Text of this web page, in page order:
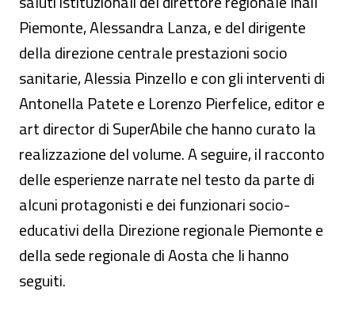
Piemonte, Alessandra Lanza, e del dirigente
della direzione centrale prestazioni socio
sanitarie, Alessia Pinzello e con gli interventi di
Antonella Patete e Lorenzo Pierfelice, editor e
art director di SuperAbile che hanno curato la
realizzazione del volume. A seguire, il racconto
delle esperienze narrate nel testo da parte di
alcuni protagonisti e dei funzionari socio-
educativi della Direzione regionale Piemonte e
della sede regionale di Aosta che li hanno
seguiti.